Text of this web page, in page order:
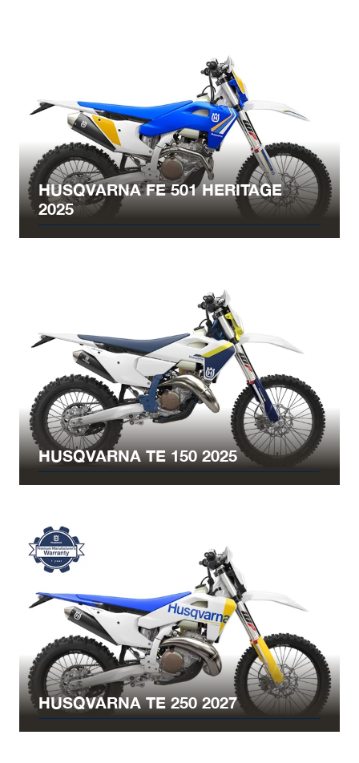
HUSQVARNA FE 501 HERITAGE
2025
HUSQVARNA TE 150 2025
HUSQVARNA TE 250 2027